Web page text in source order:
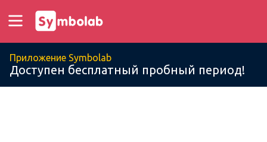
Приложение Symbolab
Доступен бесплатный пробный период!